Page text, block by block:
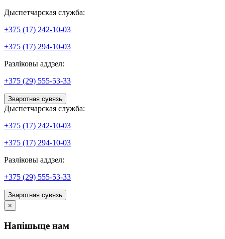
Дыспетчарская служба:
+375 (17) 242-10-03
+375 (17) 294-10-03
Разліковы аддзел:
+375 (29) 555-53-33
Зваротная сувязь
Дыспетчарская служба:
+375 (17) 242-10-03
+375 (17) 294-10-03
Разліковы аддзел:
+375 (29) 555-53-33
Зваротная сувязь
×
Напішыце нам